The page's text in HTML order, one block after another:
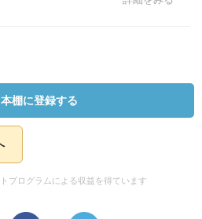
本棚に登録する
プログラムによる収益を得ています